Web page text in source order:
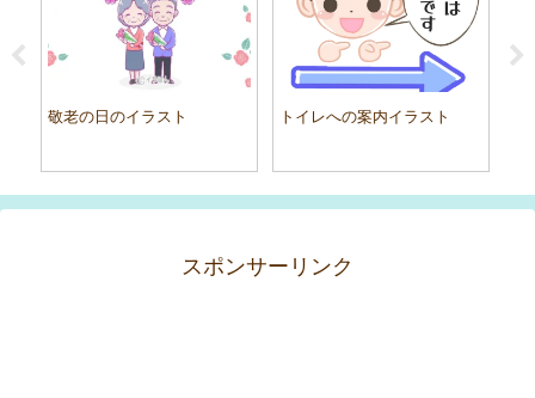
敬老の日のイラスト トイレへの案内イラスト
スポンサーリンク